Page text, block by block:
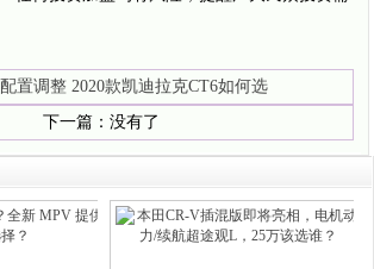
配置调整 2020款凯迪拉克CT6如何选
下一篇：没有了